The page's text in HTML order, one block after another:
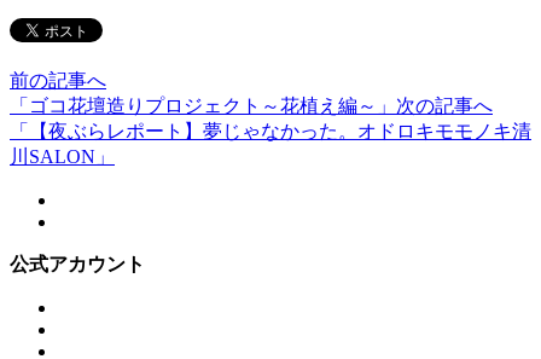
前の記事へ
「ゴコ花壇造りプロジェクト～花植え編～」 次の記事へ
「【夜ぶらレポート】夢じゃなかった。オドロキモモノキ清
川SALON」
公式アカウント